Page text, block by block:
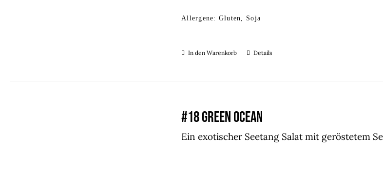
Allergene: Gluten, Soja
In den Warenkorb Details
#18 GREEN OCEAN
Ein exotischer Seetang Salat mit geröstetem